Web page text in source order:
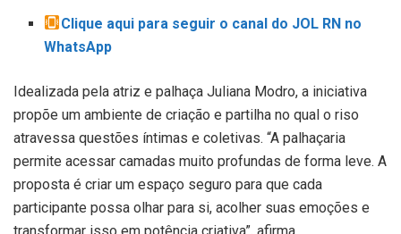
Clique aqui para seguir o canal do JOL RN no
WhatsApp
Idealizada pela atriz e palhaça Juliana Modro, a iniciativa
propõe um ambiente de criação e partilha no qual o riso
atravessa questões íntimas e coletivas. “A palhaçaria
permite acessar camadas muito profundas de forma leve. A
proposta é criar um espaço seguro para que cada
participante possa olhar para si, acolher suas emoções e